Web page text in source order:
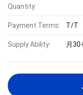
Quantity:
Payment Terms: T/T
Supply Ability: 月30